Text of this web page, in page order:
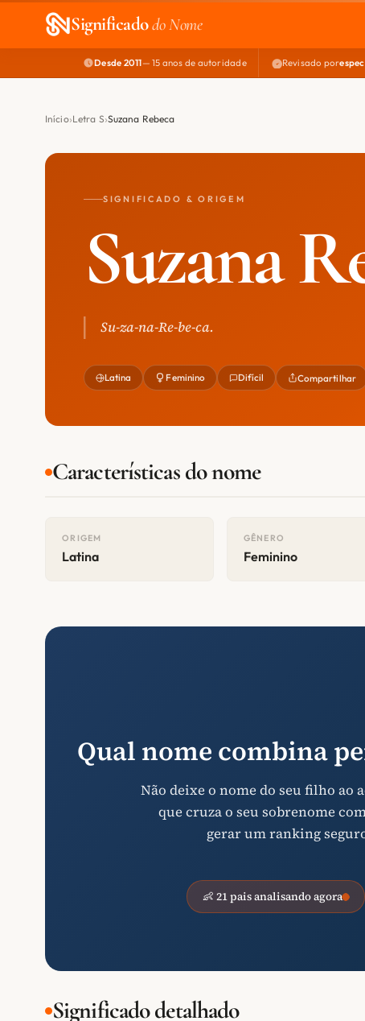
Significadodo Nome
Desde 2011— 15 anos de autoridade Revisado por
Início Letra S Suzana Rebeca
SIGNIFICADO & ORIGEM
Suzana
Su-za-na-Re-be-ca.
Latina Feminino Difícil Compartilhar
Características do nome
ORIGEM
Latina
GÊNERO
Feminino
Qual nome combina
Não deixe o nome do seu filho ao
que cruza o seu sobrenome
gerar um ranking
👶 21 pais analisando agora
Significado detalhado